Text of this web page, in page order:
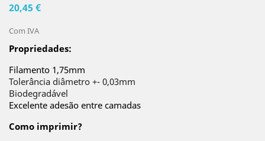
20,45 €
Com IVA
Propriedades:
Filamento 1,75mm
Tolerância diâmetro +- 0,03mm
Biodegradável
Excelente adesão entre camadas
Como imprimir?